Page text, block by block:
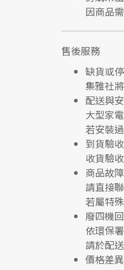
因商品
售後服務
缺貨或
集雅社
配送與
大型家
若安裝
到貨驗
收貨驗
商品故
請直接
若屬特
廢四機
依環保
請於配
價格差異